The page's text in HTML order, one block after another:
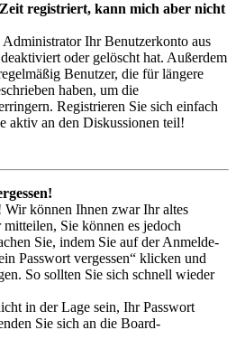
registriert, kann mich aber nicht
Administrator Ihr Benutzerkonto aus
oder gelöscht hat. Außerdem
Benutzer, die für längere
haben, um die
Registrieren Sie sich einfach
aktiv an den Diskussionen teil!
können Ihnen zwar Ihr altes
Sie können es jedoch
Sie, indem Sie auf der Anmelde-
Passwort vergessen“ klicken und
So sollten Sie sich schnell wieder
in der Lage sein, Ihr Passwort
Sie sich an die Board-